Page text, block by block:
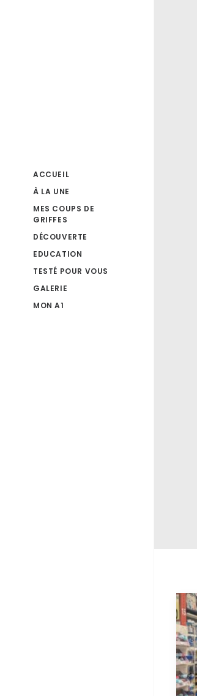
ACCUEIL
À LA UNE
MES COUPS DE
GRIFFES
DÉCOUVERTE
EDUCATION
TESTÉ POUR VOUS
GALERIE
MON A1